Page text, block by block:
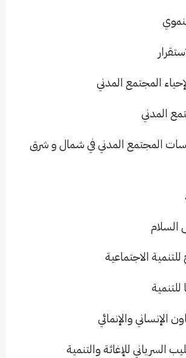
المجتمع المدني
المدني
المجتمع المدني في شمال و شرق
الاجتماعية
الإنساني والإنمائي
السرياني للإغاثة والتنمية